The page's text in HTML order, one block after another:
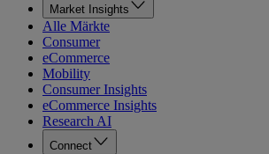
Market Insights
Alle Märkte
Consumer
eCommerce
Mobility
Consumer Insights
eCommerce Insights
Research AI
Connect